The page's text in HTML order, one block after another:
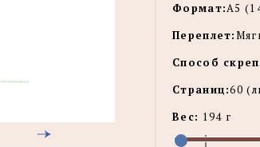
Формат:А5
Переплет:
Способ
Страниц:60
Вес: 194 г